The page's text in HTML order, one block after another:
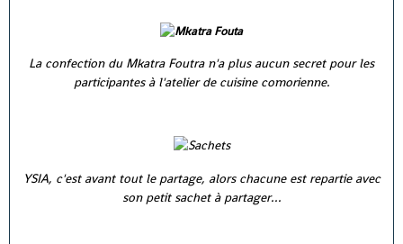
La confection du Mkatra Foutra n'a plus aucun secret pour les
participantes à l'atelier de cuisine comorienne.
YSIA, c'est avant tout le partage, alors chacune est repartie avec
son petit sachet à partager...